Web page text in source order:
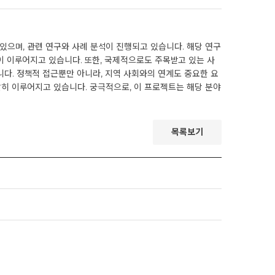
으며, 관련 연구와 사례 분석이 진행되고 있습니다. 해당 연구
루어지고 있습니다. 또한, 국제적으로도 주목받고 있는 사
. 정책적 접근뿐만 아니라, 지역 사회와의 연계도 중요한 요
이루어지고 있습니다. 궁극적으로, 이 프로젝트는 해당 분야
목록보기